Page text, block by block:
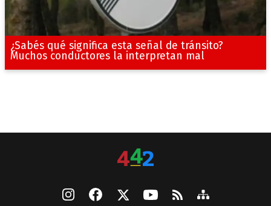
¿Sabés qué significa esta señal de tránsito?
Muchos conductores la interpretan mal